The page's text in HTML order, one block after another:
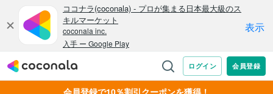
会員登録で10％割引クーポンを獲得！